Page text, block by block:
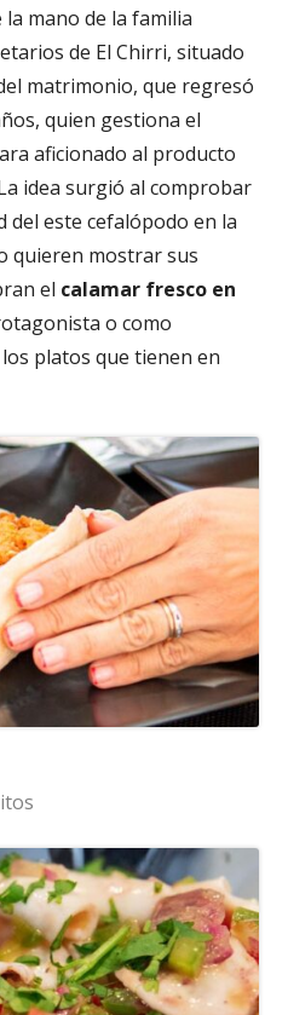
mano de la familia
de El Chirri, situado
matrimonio, que regresó
quien gestiona el
aficionado al producto
idea surgió al comprobar
del este cefalópodo en la
quieren mostrar sus
el calamar fresco en
o como
platos que tienen en